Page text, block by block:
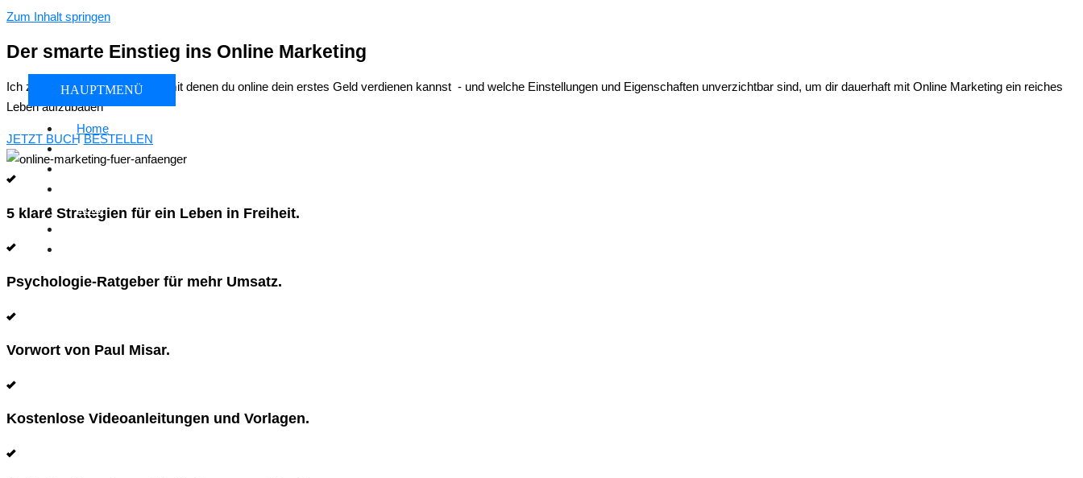
Zum Inhalt springen
HAUPTMENÜ
Home
Features
Vorwort
Autor
Der smarte Einstieg ins Online Marketing
Ich zeige dir 5 erprobte Wege, mit denen du online dein erstes Geld verdienen kannst - und welche Einstellungen und Eigenschaften unverzichtbar sind, um dir dauerhaft mit Online Marketing ein reiches
Leben aufzubauen
JETZT BUCH BESTELLEN
5 klare Strategien für ein Leben in Freiheit.
Psychologie-Ratgeber für mehr Umsatz.
Vorwort von Paul Misar.
Kostenlose Videoanleitungen und Vorlagen.